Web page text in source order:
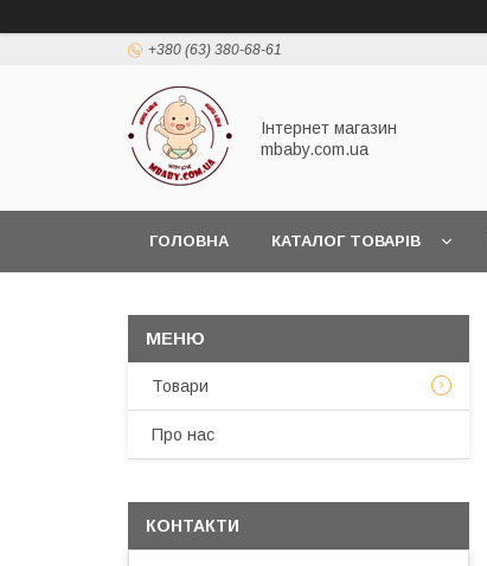
+380 (63) 380-68-61
Інтернет магазин
mbaby.com.ua
ГОЛОВНА КАТАЛОГ ТОВАРІВ
Товари
Про нас
КОНТАКТИ